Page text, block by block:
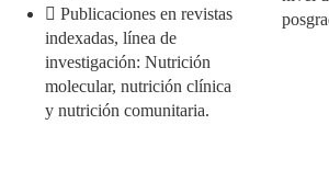
Publicaciones en revistas
indexadas, línea de
investigación: Nutrición
molecular, nutrición clínica
y nutrición comunitaria.